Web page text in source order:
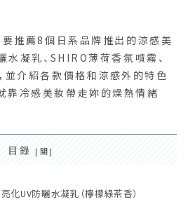
推薦8個日系品牌推出的涼感美
凝乳、SHIRO薄荷香氛噴霧、
並介紹各款價格和涼感外的特色
靠冷感美妝帶走妳的燥熱情緒
目錄
亮化UV防曬水凝乳（檸檬綠茶香）